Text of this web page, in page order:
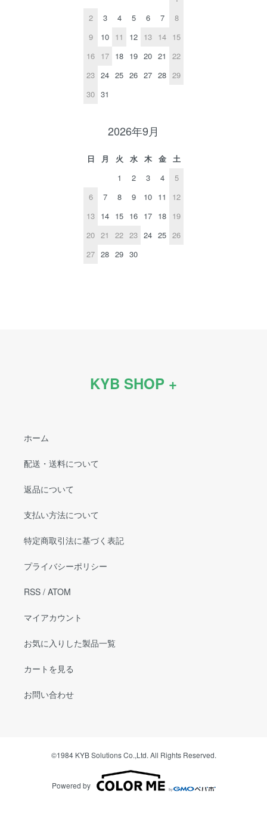
2
3 4 5 6 7
8
9
10 11 12 13 14 15
16 17 18 19 20 21
22
23 24 25 26 27 28 29
30 31
2026年9月
日 月 火 水 木 金
土
1
2 3 4
5
6
7 8 9 10 11
12
13 14 15 16 17 18 19
20 21 22 23 24 25 26
27 28 29 30
KYB SHOP +
ホーム
配送・送料について
返品について
支払い方法について
特定商取引法に基づく表記
プライバシーポリシー
RSS / ATOM
マイアカウント
お気に入りした製品一覧
カートを見る
お問い合わせ
©1984 KYB Solutions Co.,Ltd. All Rights Reserved.
Powered by